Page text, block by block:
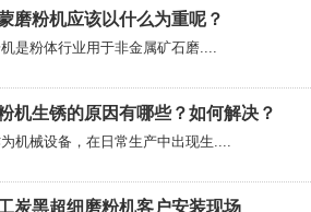
磨粉机应该以什么为重呢？
是粉体行业用于非金属矿石磨....
机生锈的原因有哪些？如何解决？
机械设备，在日常生产中出现生....
炭黑超细磨粉机客户安装现场